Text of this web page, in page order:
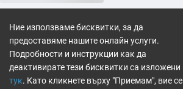
Ние използваме бисквитки, за да
предоставяме нашите онлайн услуги.
Подробности и инструкции как да
деактивирате тези бисквитки са изложени
тук. Като кликнете върху "Приемам", вие се